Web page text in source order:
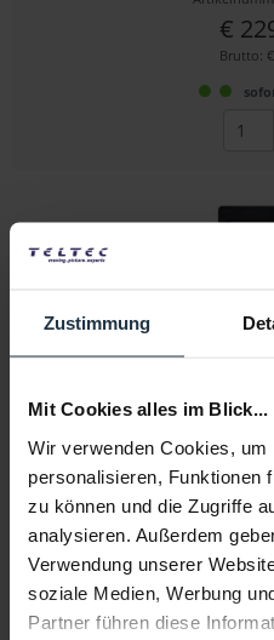
Zustimmung
Mit Cookies alles im
Wir verwenden Cookies, um
personalisieren, Funktionen
zu können und die Zugriffe
analysieren. Außerdem
Verwendung unserer
soziale Medien, Werbung
Partner führen diese
€
Brutto:
SDXC
-82% €
Brutto: